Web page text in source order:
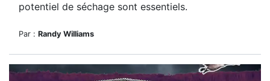
potentiel de séchage sont essentiels.
Par : Randy Williams